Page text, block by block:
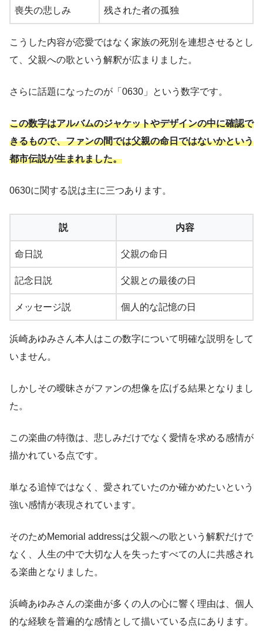
喪失の悲しみ 残された者の孤独
こうした内容が恋愛ではなく家族の死別を連想させるとし
て、父親への歌という解釈が広まりました。
さらに話題になったのが「0630」という数字です。
この数字はアルバムのジャケットやデザインの中に確認で
きるもので、ファンの間では父親の命日ではないかという
都市伝説が生まれました。
0630に関する説は主に三つあります。
説 内容
命日説 父親の命日
記念日説 父親との最後の日
メッセージ説 個人的な記憶の日
浜崎あゆみさん本人はこの数字について明確な説明をして
いません。
しかしその曖昧さがファンの想像を広げる結果となりまし
た。
この楽曲の特徴は、悲しみだけでなく愛情を求める感情が
描かれている点です。
単なる追悼ではなく、愛されていたのか確かめたいという
強い感情が表現されています。
そのためMemorial addressは父親への歌という解釈だけで
なく、人生の中で大切な人を失ったすべての人に共感され
る楽曲となりました。
浜崎あゆみさんの楽曲が多くの人の心に響く理由は、個人
的な経験を普遍的な感情として描いている点にあります。